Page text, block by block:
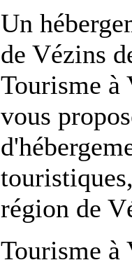
Un
de Vézins
Tourisme à
vous
région de
Tourisme à